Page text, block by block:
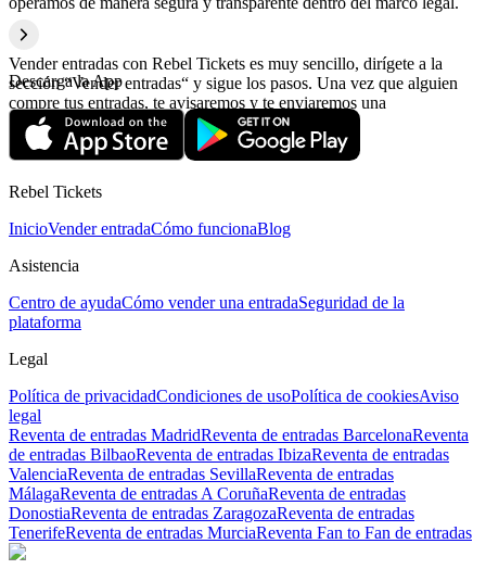
Vender entradas con Rebel Tickets es muy sencillo, dirígete a la
sección “Vender entradas“ y sigue los pasos. Una vez que alguien
compre tus entradas, te avisaremos y te enviaremos una
confirmación con la información relativa al pago.
Descarga la App
Rebel Tickets
InicioVender entradaCómo funcionaBlog
Asistencia
Centro de ayudaCómo vender una entradaSeguridad de la
plataforma
Legal
Política de privacidadCondiciones de usoPolítica de cookiesAviso
legal
Reventa de entradas MadridReventa de entradas BarcelonaReventa
de entradas BilbaoReventa de entradas IbizaReventa de entradas
ValenciaReventa de entradas SevillaReventa de entradas
MálagaReventa de entradas A CoruñaReventa de entradas
DonostiaReventa de entradas ZaragozaReventa de entradas
TenerifeReventa de entradas MurciaReventa Fan to Fan de entradas